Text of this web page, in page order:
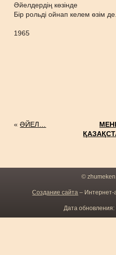
Әйелдердің көзінде
Бір рольді ойнап келем өзім де.
1965
«ӘЙЕЛ…
©
Создание сайта – Интернет-
Дата